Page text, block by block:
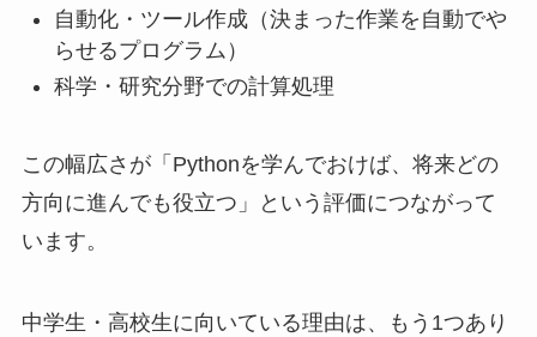
自動化・ツール作成（決まった作業を自動でや
らせるプログラム）
科学・研究分野での計算処理
この幅広さが「Pythonを学んでおけば、将来どの
方向に進んでも役立つ」という評価につながって
います。
中学生・高校生に向いている理由は、もう1つあり